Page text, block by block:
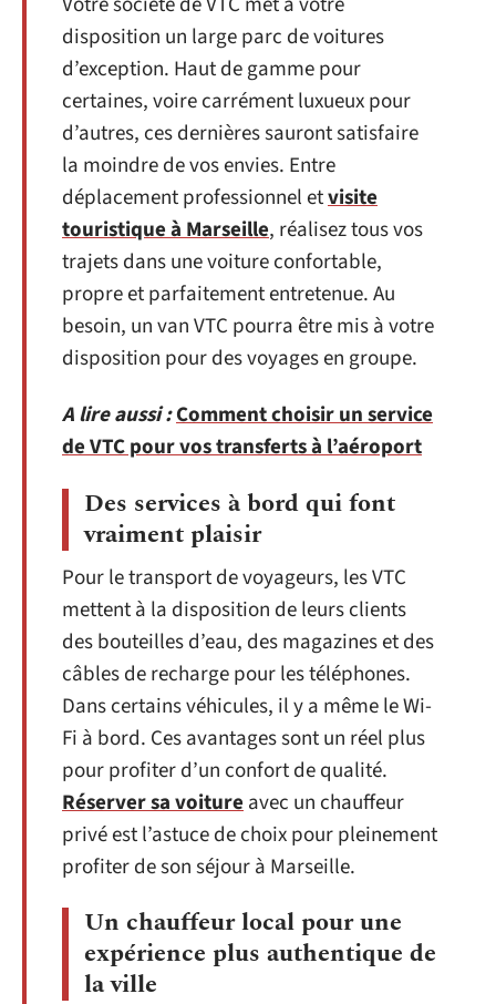
disposition un large parc de voitures
d’exception. Haut de gamme pour
certaines, voire carrément luxueux pour
d’autres, ces dernières sauront satisfaire
la moindre de vos envies. Entre
déplacement professionnel etvisite
touristique à Marseille, réalisez tous vos
trajets dans une voiture confortable,
propre et parfaitement entretenue. Au
besoin, un van VTC pourra être mis à votre
disposition pour des voyages en groupe.
A lire aussi :Comment choisir un service
de VTC pour vos transferts à l’aéroport
Des services à bord qui font
vraiment plaisir
Pour le transport de voyageurs, les VTC
mettent à la disposition de leurs clients
des bouteilles d’eau, des magazines et des
câbles de recharge pour les téléphones.
Dans certains véhicules, il y a même le Wi-
Fi à bord. Ces avantages sont un réel plus
pour profiter d’un confort de qualité.
Réserver sa voitureavec un chauffeur
privé est l’astuce de choix pour pleinement
profiter de son séjour à Marseille.
Un chauffeur local pour une
expérience plus authentique de
la ville